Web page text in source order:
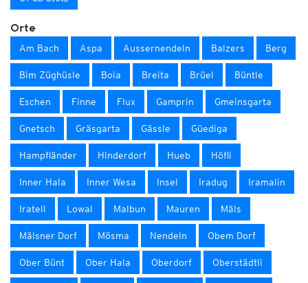
Orte
Am Bach Aspa Aussernendeln Balzers Berg
Bim Züghüsle Boia Breita Brüel Büntle
Eschen Finne Flux Gamprin Gmeinsgarta
Gnetsch Gräsgarta Gässle Güediga
Hampfländer Hinderdorf Hueb Höfli
Inner Hala Inner Wesa Insel Iradug Iramalin
Iratell Lowal Malbun Mauren Mäls
Mälsner Dorf Mösma Nendeln Obem Dorf
Ober Bünt Ober Hala Oberdorf Oberstädtli